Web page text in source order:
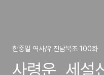
한중일 역사/위진남북조 100화
사령운, 세설